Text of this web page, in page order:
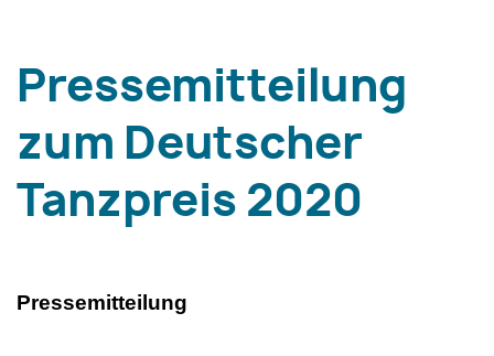
Pressemitteilung
zum Deutscher
Tanzpreis 2020
Pressemitteilung